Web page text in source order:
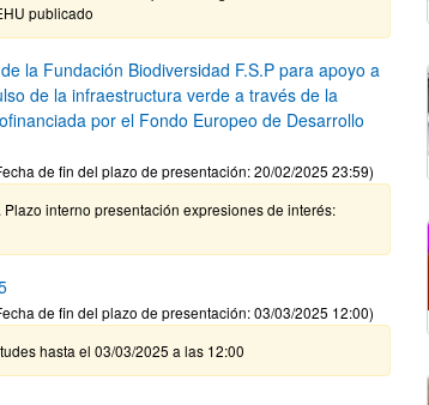
publicado
la Fundación Biodiversidad F.S.P para apoyo a
de la infraestructura verde a través de la
por el Fondo Europeo de Desarrollo
de fin del plazo de presentación: 20/02/2025 23:59)
interno presentación expresiones de interés:
de fin del plazo de presentación: 03/03/2025 12:00)
hasta el 03/03/2025 a las 12:00